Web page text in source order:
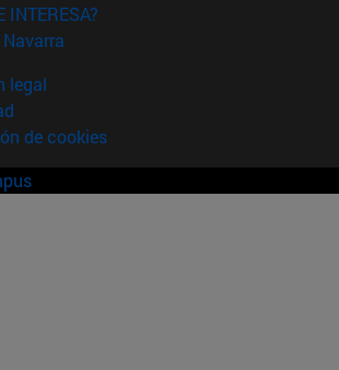
INTERESA?
legal
de cookies